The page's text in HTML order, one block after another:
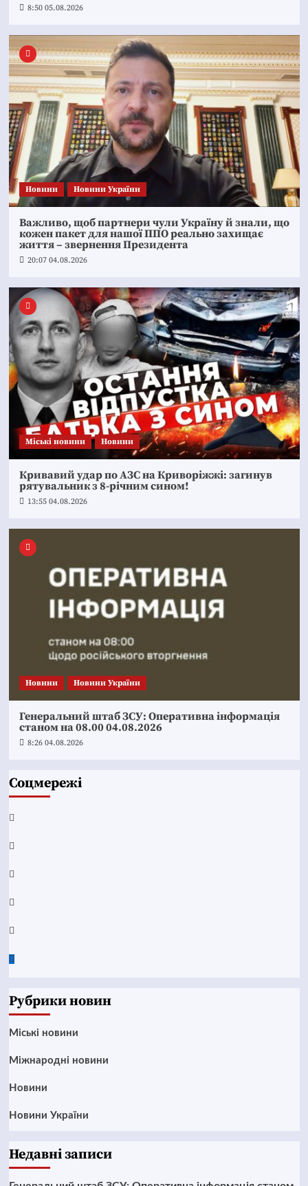
8:50 05.08.2026
Новини Новини України
Важливо, щоб партнери чули Україну й знали, що
кожен пакет для нашої ППО реально захищає
життя – звернення Президента
20:07 04.08.2026
Mіські новини Новини
Кривавий удар по АЗС на Криворіжжі: загинув
рятувальник з 8-річним сином!
13:55 04.08.2026
Новини Новини України
Генеральний штаб ЗСУ: Оперативна інформація
станом на 08.00 04.08.2026
8:26 04.08.2026
Соцмережі
Facebook
YouTube
Telegram
Instagram
Twitter
Рубрики новин
Mіські новини
Міжнародні новини
Новини
Новини України
Недавні записи